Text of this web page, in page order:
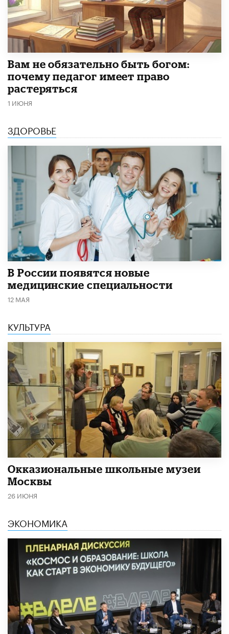
​Вам не обязательно быть богом:
почему педагог имеет право
растеряться
1 ИЮНЯ
ЗДОРОВЬЕ
В России появятся новые
медицинские специальности
12 МАЯ
КУЛЬТУРА
​Окказиональные школьные музеи
Москвы
26 ИЮНЯ
ЭКОНОМИКА